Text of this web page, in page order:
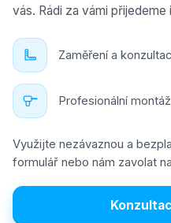
vás. Rádi za vámi
Zaměření a
Profesionální
Využijte nezávaznou a
formulář nebo nám zavolat na